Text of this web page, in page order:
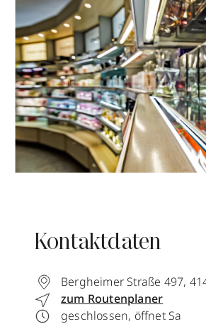
Kontaktdaten
Bergheimer Straße 497,
zum Routenplaner
geschlossen, öffnet Sa